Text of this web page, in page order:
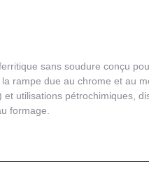
sans soudure conçu
rampe due au chrome et au
utilisations pétrochimiques,
formage.